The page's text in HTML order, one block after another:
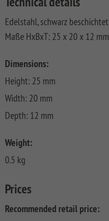
FLOW
SYSTEM
NEO
SYSTEM
WPC
PLATINUM
XL
PLATINUM
SYSTEM
XL
SYSTEM
WPC
SYSTEM
WPC
XL
WPC
CLASSIC
SYSTEM
RHOMBUS
HOLZ
GRAZIA
NEO
DESIGN
GADA
XL
BAMBU
LETTLAND
&
ALU
XL
RAJA
ALU
XL
RAJA
WPC
Floor
Planks
Hardwood
Planks
Aufbauanleitungen
Kataloge
Materialkunde
Edelstahl, schwarz beschichtet
Maße HxBxT: 25 x 20 x 12 mm
Dimensions:
Height: 25 mm
Width: 20 mm
Depth: 12 mm
Weight:
0.5 kg
Prices
Recommended retail price: